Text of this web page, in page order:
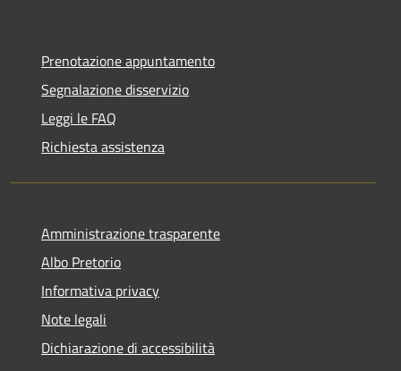
Prenotazione appuntamento
Segnalazione disservizio
Leggi le FAQ
Richiesta assistenza
Amministrazione trasparente
Albo Pretorio
Informativa privacy
Note legali
Dichiarazione di accessibilità